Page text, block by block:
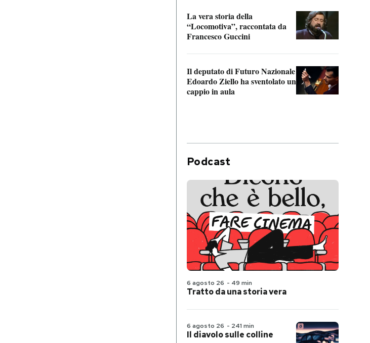
La vera storia della
“Locomotiva”, raccontata da
Francesco Guccini
Il deputato di Futuro Nazionale
Edoardo Ziello ha sventolato un
cappio in aula
Podcast
6 agosto 26 - 49 min
Tratto da una storia vera
6 agosto 26 - 241 min
Il diavolo sulle colline